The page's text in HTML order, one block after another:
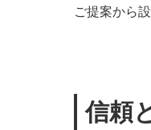
ご提案から
信頼